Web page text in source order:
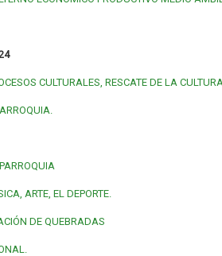
CULTURALES, RESCATE DE LA
ARTE, EL DEPORTE.
DE QUEBRADAS